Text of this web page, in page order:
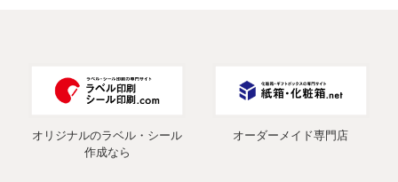
オリジナルのラベル・シール
作成なら
オーダーメイド専門店